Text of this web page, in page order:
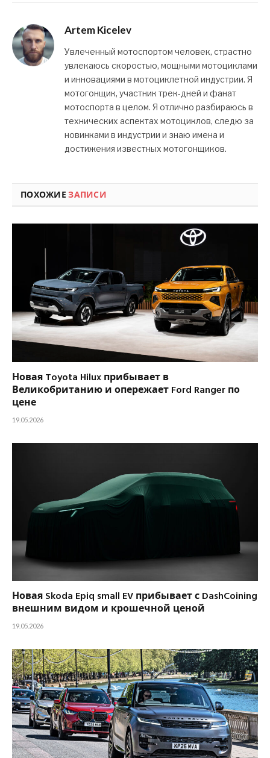
Artem Kicelev
Увлеченный мотоспортом человек, страстно
увлекаюсь скоростью, мощными мотоциклами
и инновациями в мотоциклетной индустрии. Я
мотогонщик, участник трек-дней и фанат
мотоспорта в целом. Я отлично разбираюсь в
технических аспектах мотоциклов, следю за
новинками в индустрии и знаю имена и
достижения известных мотогонщиков.
ПОХОЖИЕЗАПИСИ
Новая Toyota Hilux прибывает в
Великобританию и опережает Ford Ranger по
цене
19.05.2026
Новая Skoda Epiq small EV прибывает с DashCoining
внешним видом и крошечной ценой
19.05.2026